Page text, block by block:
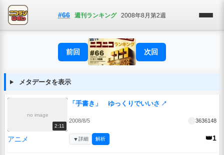
#66 週刊ランキング 2008年8月第2週
前回 次回
メタデータを表示
no image
2:11
「手書き」 ゆっくりでいいさ ↗
2008/8/5 3636148
アニメ 👑1
▼詳細 解析